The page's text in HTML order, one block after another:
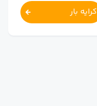
کرایه بار